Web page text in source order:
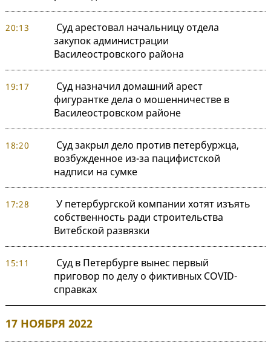
20:13
Суд арестовал начальницу отдела
закупок администрации
Василеостровского района
19:17
Суд назначил домашний арест
фигурантке дела о мошенничестве в
Василеостровском районе
18:20
Суд закрыл дело против петербуржца,
возбужденное из-за пацифистской
надписи на сумке
17:28
У петербургской компании хотят изъять
собственность ради строительства
Витебской развязки
15:11
Суд в Петербурге вынес первый
приговор по делу о фиктивных COVID-
справках
17 НОЯБРЯ 2022